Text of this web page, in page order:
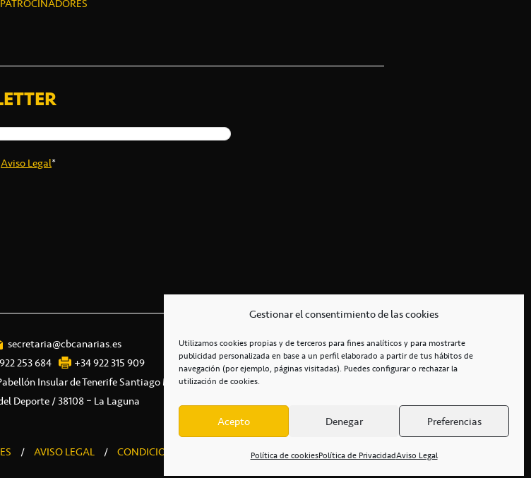
Gestionar el consentimiento de las cookies
Utilizamos cookies propias y de terceros para fines analíticos y para mostrarte
publicidad personalizada en base a un perfil elaborado a partir de tus hábitos de
navegación (por ejemplo, páginas visitadas). Puedes configurar o rechazar la
utilización de cookies.
Acepto Denegar Preferencias
Política de cookiesPolítica de PrivacidadAviso Legal
Aviso Legal*
secretaria@cbcanarias.es
253 684
+34 922 315 909
Insular de Tenerife Santiago Martín
Deporte / 38108 – La Laguna
/ AVISO LEGAL / CONDICIONES COMERCIALES / ACCESIBILIDAD